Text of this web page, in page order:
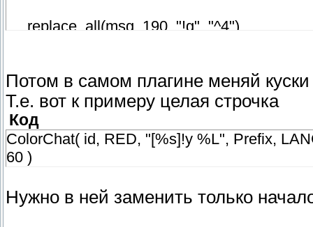
replace_all(msg, 190, "!g", "^4")
if (id) players[0] = id; else
{
for (new i = 0; i < count; i++)
{
if (is_user_connected(players[i]))
{
Потом в самом плагине меняй куски
Т.е. вот к примеру целая строчка
Код
ColorChat( id, RED, "[%s]!y %L", Prefix,
60 )
Нужно в ней заменить только